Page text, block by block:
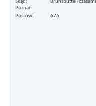
Skąd
Brunsbüttel/czasami
Poznań
Postów
676